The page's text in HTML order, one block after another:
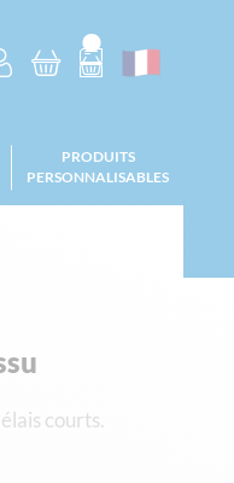
PRODUITS
PERSONNALISABLES
courts.